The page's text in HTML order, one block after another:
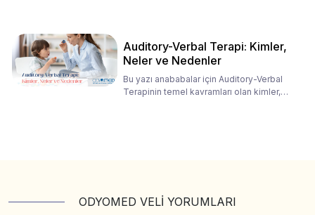
Auditory-Verbal Terapi: Kimler,
Neler ve Nedenler
Bu yazı anababalar için Auditory-Verbal
Terapinin temel kavramları olan kimler,
ODYOMED VELİ YORUMLARI